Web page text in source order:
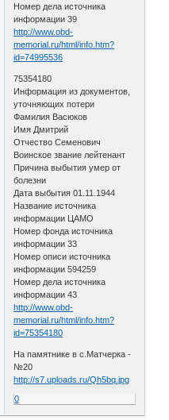
Номер дела источника
информации 39
http://www.obd-
memorial.ru/html/info.htm?
id=74995536
75354180
Информация из документов,
уточняющих потери
Фамилия Васюков
Имя Дмитрий
Отчество Семенович
Воинское звание лейтенант
Причина выбытия умер от
болезни
Дата выбытия 01.11.1944
Название источника
информации ЦАМО
Номер фонда источника
информации 33
Номер описи источника
информации 594259
Номер дела источника
информации 43
http://www.obd-
memorial.ru/html/info.htm?
id=75354180
На памятнике в с.Матчерка -
№20
http://s7.uploads.ru/Qh5bq.jpg
0